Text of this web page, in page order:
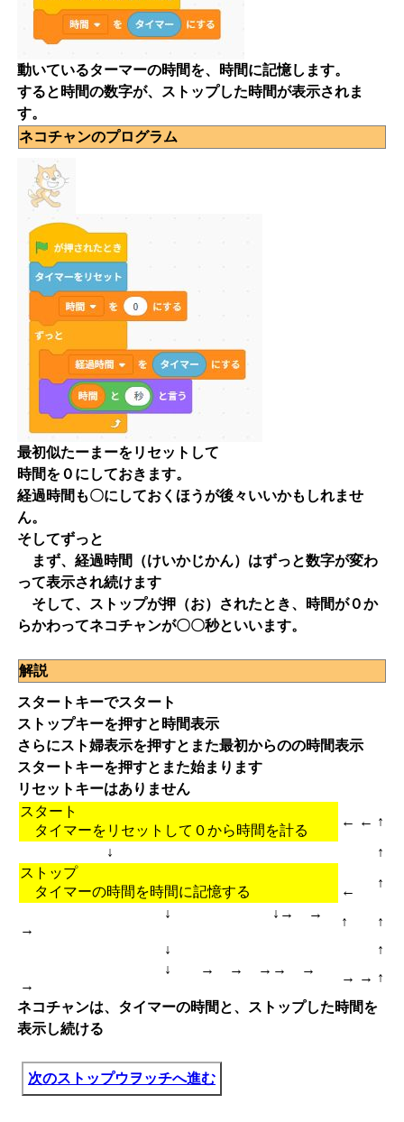
動いているターマーの時間を、時間に記憶します。
すると時間の数字が、ストップした時間が表示されま
す。
ネコチャンのプログラム
最初似たーまーをリセットして
時間を０にしておきます。
経過時間も〇にしておくほうが後々いいかもしれませ
ん。
そしてずっと
まず、経過時間（けいかじかん）はずっと数字が変わ
って表示され続けます
そして、ストップが押（お）されたとき、時間が０か
らかわってネコチャンが〇〇秒といいます。
解説
スタートキーでスタート
ストップキーを押すと時間表示
さらにスト婦表示を押すとまた最初からのの時間表示
スタートキーを押すとまた始まります
リセットキーはありません
スタート
タイマーをリセットして０から時間を計る
← ← ↑
↓
↑
ストップ
タイマーの時間を時間に記憶する
←
↑
↓ ↓→ →
→
↑
↑
↓
↑
↓ → → →→ →
→
→ → ↑
ネコチャンは、タイマーの時間と、ストップした時間を
表示し続ける
次のストップウヲッチへ進む